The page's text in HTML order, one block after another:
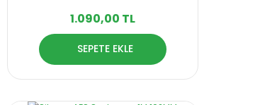
1.090,00 TL
SEPETE EKLE